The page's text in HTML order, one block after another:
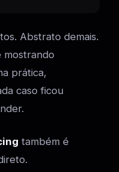
Abstrato demais.
mostrando
prática,
caso ficou
também é